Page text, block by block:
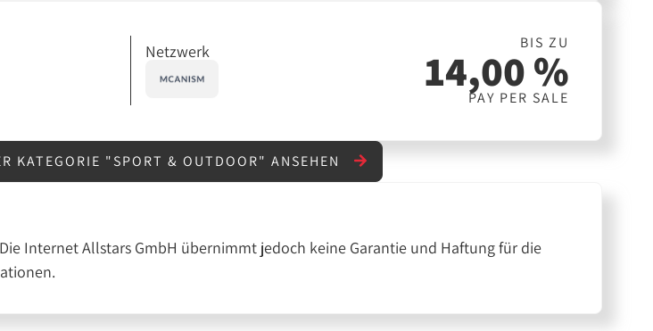
Netzwerk BIS ZU
14,00 %
PAY PER SALE
KATEGORIE "SPORT & OUTDOOR" ANSEHEN
Internet Allstars GmbH übernimmt jedoch keine Garantie und Haftung für die